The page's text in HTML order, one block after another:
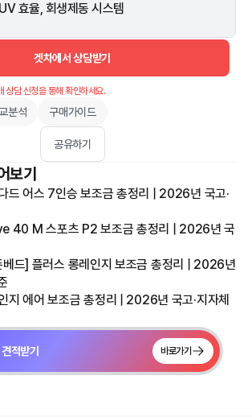
효율, 회생제동 시스템
겟차에서 상담받기
상담 신청을 통해 확인하세요.
분석 구매가이드
공유하기
보기
드 어스 7인승 보조금 총정리 | 2026년 국고·
40 M 스포츠 P2 보조금 총정리 | 2026년 국
드] 플러스 롱레인지 보조금 총정리 | 2026년
지 에어 보조금 총정리 | 2026년 국고·지자체
적받기 바로가기